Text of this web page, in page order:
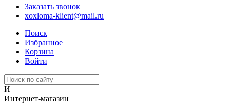
Заказать звонок
xoxloma-klient@mail.ru
Поиск
Избранное
Корзина
Войти
И
Интернет-магазин